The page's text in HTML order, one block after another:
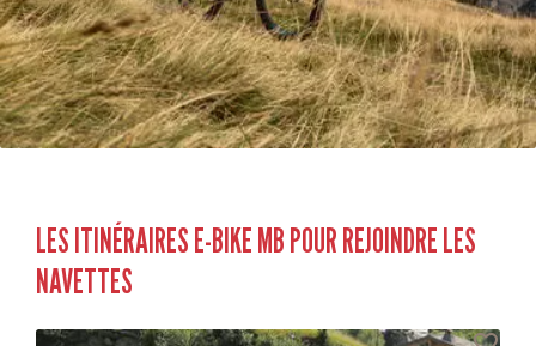
LES ITINÉRAIRES E-BIKE MB POUR REJOINDRE LES
NAVETTES